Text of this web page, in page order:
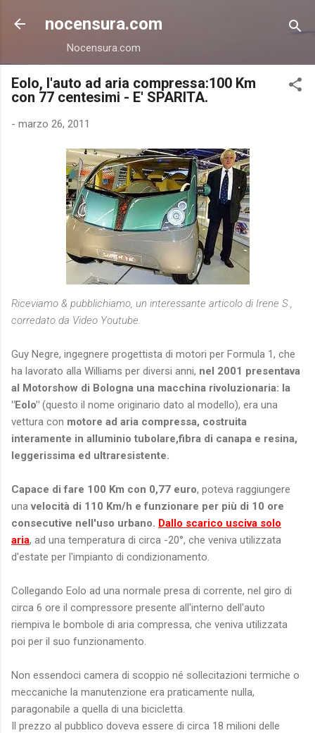
Passa ai contenuti principali
nocensura.com
Nocensura.com
Eolo, l'auto ad aria compressa:100 Km
con 77 centesimi - E' SPARITA.
- marzo 26, 2011
Riceviamo & pubblichiamo, un interessante articolo di Irene S.,
corredato da Video Youtube.
Guy Negre, ingegnere progettista di motori per Formula 1, che
ha lavorato alla Williams per diversi anni, nel 2001 presentava
al Motorshow di Bologna una macchina rivoluzionaria: la
"Eolo" (questo il nome originario dato al modello), era una
vettura con motore ad aria compressa, costruita
interamente in alluminio tubolare,fibra di canapa e resina,
leggerissima ed ultraresistente.
Capace di fare 100 Km con 0,77 euro, poteva raggiungere
unavelocità di 110 Km/h e funzionare per più di 10 ore
consecutive nell'uso urbano. Dallo scarico usciva solo
aria, ad una temperatura di circa -20°, che veniva utilizzata
d'estate per l'impianto di condizionamento.
Collegando Eolo ad una normale presa di corrente, nel giro di
circa 6 ore il compressore presente all'interno dell'auto
riempiva le bombole di aria compressa, che veniva utilizzata
poi per il suo funzionamento.
Non essendoci camera di scoppio né sollecitazioni termiche o
meccaniche la manutenzione era praticamente nulla,
paragonabile a quella di una bicicletta.
Il prezzo al pubblico doveva essere di circa 18 milioni delle